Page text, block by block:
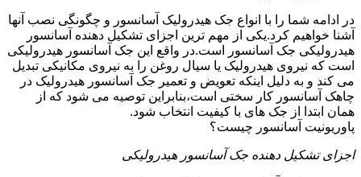
در ادامه شما را با انواع جک هیدرولیک آسانسور و چگونگی نصب آنها
آشنا خواهیم کرد.یکی از مهم ترین اجزای تشکیل دهنده آسانسور
هیدرولیکی جک آسانسور است.در واقع این جک آسانسور هیدرولیکی
است که نیروی هیدرولیک یا سیال روغن را به نیروی مکانیکی تبدیل
می کند و به دلیل اینکه تعویض و تعمیر جک آسانسور هیدرولیک در
چاهک آسانسور کار سختی است،بنابراین توصیه می شود که از
همان ابتدا از جک های با کیفیت انتخاب شود.
پاوریونیت آسانسور چیست؟
اجزای تشکیل دهنده جک آسانسور هیدرولیکی